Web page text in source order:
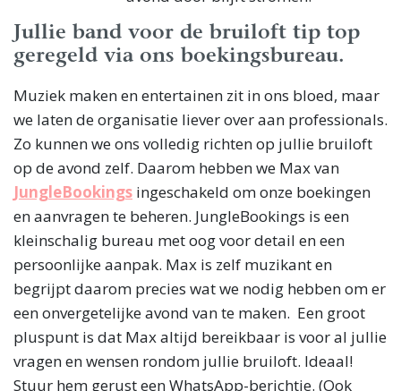
Jullie band voor de bruiloft tip top
geregeld via ons boekingsbureau.
Muziek maken en entertainen zit in ons bloed, maar
we laten de organisatie liever over aan professionals.
Zo kunnen we ons volledig richten op jullie bruiloft
op de avond zelf. Daarom hebben we Max van
JungleBookings ingeschakeld om onze boekingen
en aanvragen te beheren. JungleBookings is een
kleinschalig bureau met oog voor detail en een
persoonlijke aanpak. Max is zelf muzikant en
begrijpt daarom precies wat we nodig hebben om er
een onvergetelijke avond van te maken. Een groot
pluspunt is dat Max altijd bereikbaar is voor al jullie
vragen en wensen rondom jullie bruiloft. Ideaal!
Stuur hem gerust een WhatsApp-berichtje. (Ook